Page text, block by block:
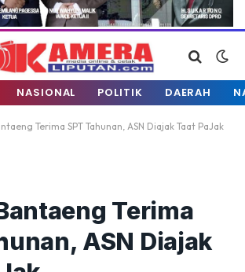
NASIONAL POLITIK DAERAH
Terima SPT Tahunan, ASN Diajak Taat PaJak
Terima
ASN Diajak